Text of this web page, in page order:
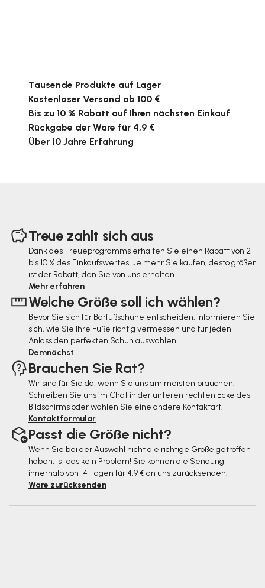
Tausende Produkte auf Lager
Kostenloser Versand ab 100 €
Bis zu 10 % Rabatt auf Ihren nächsten Einkauf
Rückgabe der Ware für 4,9 €
Über 10 Jahre Erfahrung
Treue zahlt sich aus
Dank des Treueprogramms erhalten Sie einen Rabatt von 2
bis 10 % des Einkaufswertes. Je mehr Sie kaufen, desto größer
ist der Rabatt, den Sie von uns erhalten.
Mehr erfahren
Welche Größe soll ich wählen?
Bevor Sie sich für Barfußschuhe entscheiden, informieren Sie
sich, wie Sie Ihre Füße richtig vermessen und für jeden
Anlass den perfekten Schuh auswählen.
Demnächst
Brauchen Sie Rat?
Wir sind für Sie da, wenn Sie uns am meisten brauchen.
Schreiben Sie uns im Chat in der unteren rechten Ecke des
Bildschirms oder wählen Sie eine andere Kontaktart.
Kontaktformular
Passt die Größe nicht?
Wenn Sie bei der Auswahl nicht die richtige Größe getroffen
haben, ist das kein Problem! Sie können die Sendung
innerhalb von 14 Tagen für 4,9 € an uns zurücksenden.
Ware zurücksenden